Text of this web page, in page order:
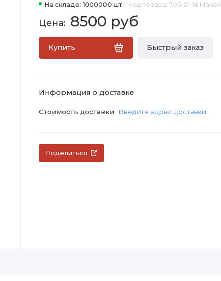
На складе: 1000000 шт. Код товара: 705-01-18 Макей
8500 руб
Купить Быстрый заказ
Информация о доставке
Стоимость доставки Введите адрес доставки
Поделиться